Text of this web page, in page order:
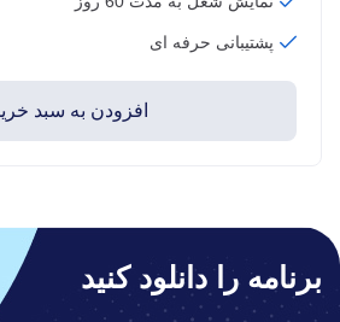
پشتیبانی حرفه ای
افزودن به سبد خرید
برنامه را دانلود کنید